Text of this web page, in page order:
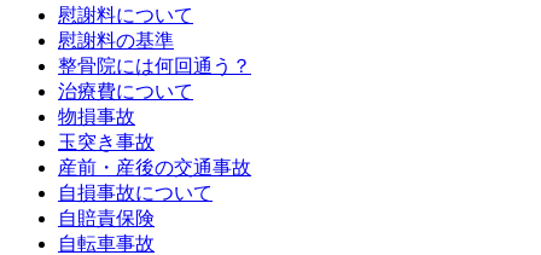
慰謝料について
慰謝料の基準
整骨院には何回通う？
治療費について
物損事故
玉突き事故
産前・産後の交通事故
自損事故について
自賠責保険
自転車事故